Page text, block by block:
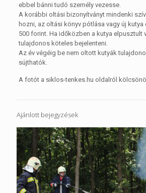
ebbel bánni tudó személy vezesse.
A korábbi oltási bizonyítványt mindenki
hozni, az oltási könyv pótlása vagy új kutya
500 forint. Ha időközben a kutya elpusztult
tulajdonos köteles bejelenteni.
Az év végéig be nem oltott kutyák
sújthatók.
A fotót a siklos-tenkes.hu oldalról
Ajánlott bejegyzések